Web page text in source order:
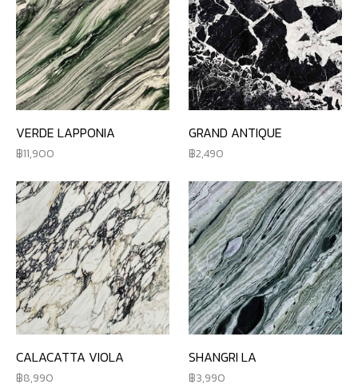
VERDE LAPPONIA
11,900
GRAND ANTIQUE
2,490
CALACATTA VIOLA
8,990
SHANGRI LA
3,990